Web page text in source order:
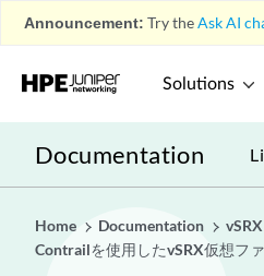
Announcement: Try theAsk AI
Solutions
Documentation
Home Documentation vSRX
Contrailを使用したvSRX仮想フ